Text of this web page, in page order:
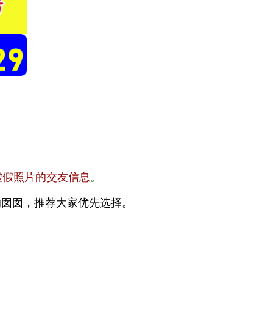
照片的交友信息。
囡，推荐大家优先选择。